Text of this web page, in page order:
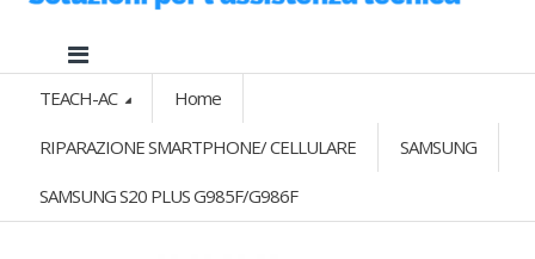
TEACH-AC Home
RIPARAZIONE SMARTPHONE/ CELLULARE SAMSUNG
SAMSUNG S20 PLUS G985F/G986F